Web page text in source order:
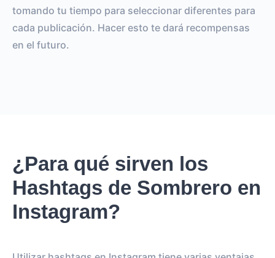
tomando tu tiempo para seleccionar diferentes para
cada publicación. Hacer esto te dará recompensas
en el futuro.
¿Para qué sirven los
Hashtags de Sombrero en
Instagram?